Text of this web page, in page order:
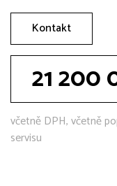
Kontakt
21 200
včetně DPH, včetně
servisu